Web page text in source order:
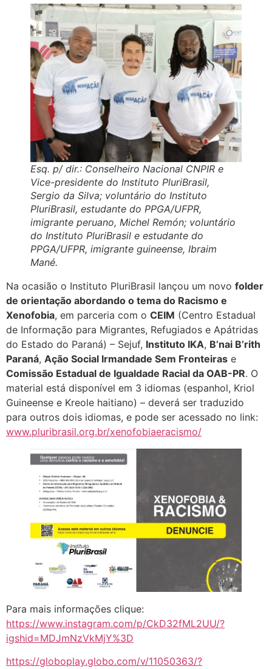
Esq. p/ dir.: Conselheiro Nacional CNPIR e
Vice-presidente do Instituto PluriBrasil,
Sergio da Silva; voluntário do Instituto
PluriBrasil, estudante do PPGA/UFPR,
imigrante peruano, Michel Remón; voluntário
do Instituto PluriBrasil e estudante do
PPGA/UFPR, imigrante guineense, Ibraim
Mané.
Na ocasião o Instituto PluriBrasil lançou um novo folder
de orientação abordando o tema do Racismo e
Xenofobia, em parceria com o CEIM (Centro Estadual
de Informação para Migrantes, Refugiados e Apátridas
do Estado do Paraná) – Sejuf, Instituto IKA, B’nai B’rith
Paraná, Ação Social Irmandade Sem Fronteiras e
Comissão Estadual de Igualdade Racial da OAB-PR. O
material está disponível em 3 idiomas (espanhol, Kriol
Guineense e Kreole haitiano) – deverá ser traduzido
para outros dois idiomas, e pode ser acessado no link:
www.pluribrasil.org.br/xenofobiaeracismo/
Para mais informações clique:
https://www.instagram.com/p/CkD32fML2UU/?
igshid=MDJmNzVkMjY%3D
https://globoplay.globo.com/v/11050363/?